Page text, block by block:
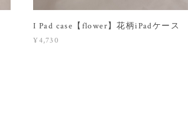
I Pad case【flower】花柄iPadケース
¥4,730